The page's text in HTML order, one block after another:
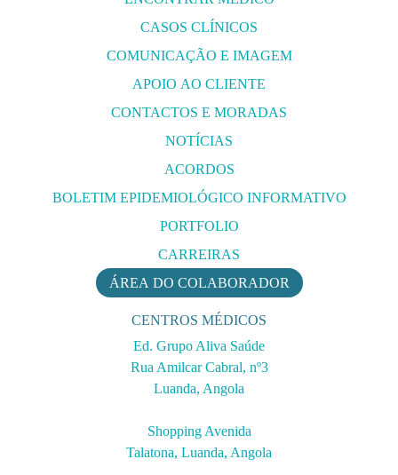
CASOS CLÍNICOS
COMUNICAÇÃO E IMAGEM
APOIO AO CLIENTE
CONTACTOS E MORADAS
NOTÍCIAS
ACORDOS
BOLETIM EPIDEMIOLÓGICO INFORMATIVO
PORTFOLIO
CARREIRAS
ÁREA DO COLABORADOR
CENTROS MÉDICOS
Ed. Grupo Aliva Saúde
Rua Amilcar Cabral, nº3
Luanda, Angola
Shopping Avenida
Talatona, Luanda, Angola